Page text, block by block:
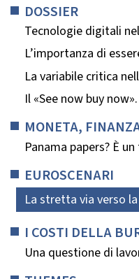
DOSSIER
Tecnologie digitali
L’importanza di
La variabile critica
Il «See now buy
MONETA,
Panama papers? È
EUROSCENARI
La stretta via verso
I COSTI DELLA
Una questione di